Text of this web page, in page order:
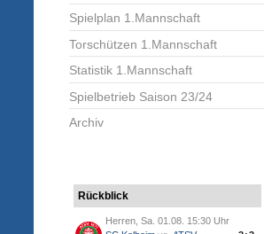
Spielplan 1.Mannschaft
Torschützen 1.Mannschaft
Statistik 1.Mannschaft
Spielbetrieb Saison 23/24
Archiv
Rückblick
Herren, Sa. 01.08. 15:30 Uhr